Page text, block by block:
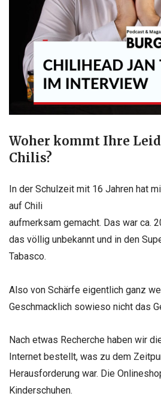
Woher kommt Ihre
Chilis?
In der Schulzeit mit 16 Jahren hat
auf Chili
aufmerksam gemacht. Das war ca.
das völlig unbekannt und in den
Tabasco.
Also von Schärfe eigentlich ganz
Geschmacklich sowieso nicht das
Nach etwas Recherche haben wir
Internet bestellt, was zu dem
Herausforderung war. Die
Kinderschuhen.